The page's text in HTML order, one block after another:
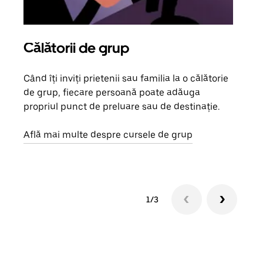
Călătorii de grup
Când îți inviți prietenii sau familia la o călătorie
de grup, fiecare persoană poate adăuga
propriul punct de preluare sau de destinație.
Află mai multe despre cursele de grup
1/3